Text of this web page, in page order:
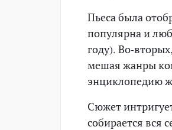
Пьеса была
популярна и
году). Во-
мешая жанры
энциклопедию
Сюжет
собирается вся